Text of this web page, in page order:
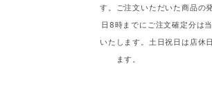
す。ご注文いただいた商品の
日8時までにご注文確定分は
いたします。土日祝日は店休
ます